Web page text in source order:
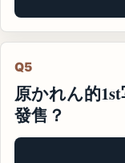
Q5
原かれん的
發售？